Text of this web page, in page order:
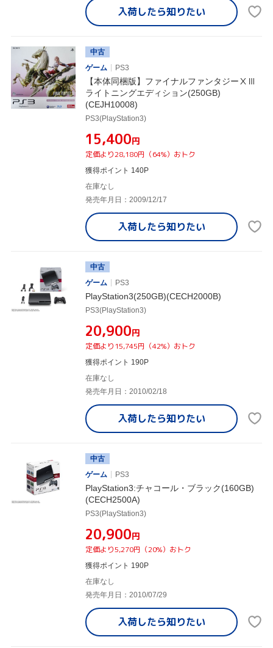
入荷したら知りたい
中古
ゲーム
PS3
【本体同梱版】ファイナルファンタジーⅩⅢ
ライトニングエディション(250GB)
(CEJH10008)
PS3(PlayStation3)
¥15,400円
定価より28,180円（64%）おトク
獲得ポイント 140P
在庫なし
発売年月日：2009/12/17
入荷したら知りたい
中古
ゲーム
PS3
PlayStation3(250GB)(CECH2000B)
PS3(PlayStation3)
¥20,900円
定価より15,745円（42%）おトク
獲得ポイント 190P
在庫なし
発売年月日：2010/02/18
入荷したら知りたい
中古
ゲーム
PS3
PlayStation3:チャコール・ブラック(160GB)
(CECH2500A)
PS3(PlayStation3)
¥20,900円
定価より5,270円（20%）おトク
獲得ポイント 190P
在庫なし
発売年月日：2010/07/29
入荷したら知りたい